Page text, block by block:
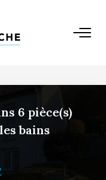
6 pièce(s)
bains